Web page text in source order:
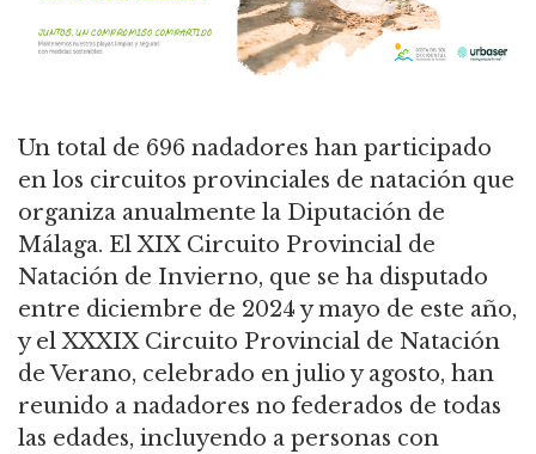
Un total de 696 nadadores han participado
en los circuitos provinciales de natación que
organiza anualmente la Diputación de
Málaga. El XIX Circuito Provincial de
Natación de Invierno, que se ha disputado
entre diciembre de 2024 y mayo de este año,
y el XXXIX Circuito Provincial de Natación
de Verano, celebrado en julio y agosto, han
reunido a nadadores no federados de todas
las edades, incluyendo a personas con